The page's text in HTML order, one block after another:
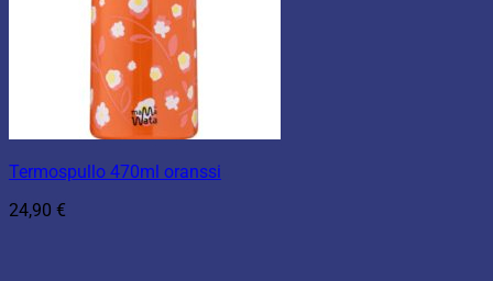
Termospullo 470ml oranssi
24,90 €